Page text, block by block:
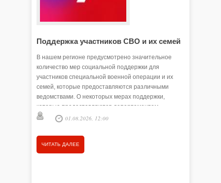
Поддержка участников СВО и их семей
В нашем регионе предусмотрено значительное
количество мер социальной поддержки для
участников специальной военной операции и их
семей, которые предоставляются различными
ведомствами. О некоторых мерах поддержки,
которые предоставляются департаментом
социального развития Тюменской области, хотелось
01.08.2026, 12:00
ЧИТАТЬ ДАЛЕЕ